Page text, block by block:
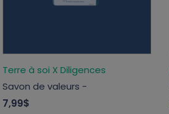
Terre à soi X Diligences
Savon de valeurs -
7,99$